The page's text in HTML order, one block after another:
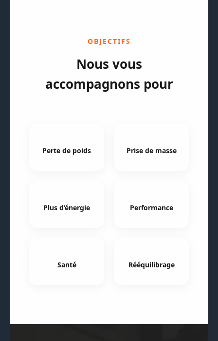
OBJECTIFS
Nous vous
accompagnons pour
Perte de poids Prise de masse
Plus d’énergie Performance
Santé Rééquilibrage